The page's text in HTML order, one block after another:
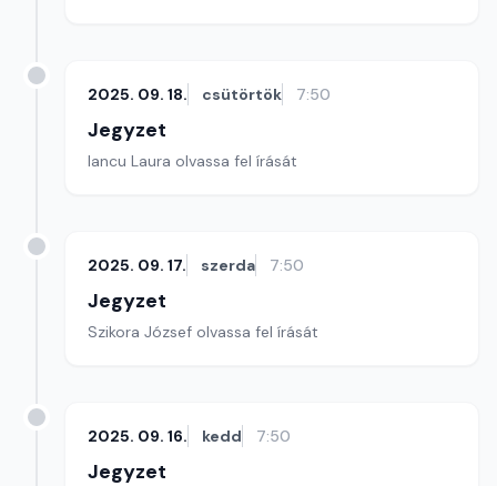
2025. 09. 18. csütörtök 7:50
Jegyzet
Iancu Laura olvassa fel írását
2025. 09. 17. szerda 7:50
Jegyzet
Szikora József olvassa fel írását
2025. 09. 16. kedd 7:50
Jegyzet